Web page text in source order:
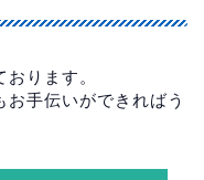
ります。
手伝いができればう